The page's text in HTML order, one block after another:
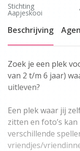
Stichting
Aapjeskooi
Beschrijving
Zoek je een plek
van 2 t/m 6 jaar)
uitleven?
Een plek waar jij
zitten en foto’s
verschillende
vriendjes/